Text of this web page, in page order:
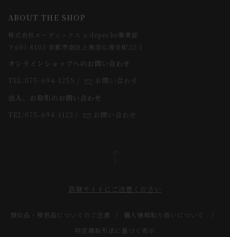
お支払方法について
お届けについて
よくあるご質問
webカタログ
求人情報
法人のお客様
スタッフ
ABOUT THE SHOP
株式会社エーディックス a.depeche事業部
〒601-8103 京都市南区上鳥羽仏現寺町23-1
オンラインショップへのお問い合わせ
TEL:075-694-1255
お問い合わせ
法人、お取引のお問い合わせ
TEL:075-694-1123
お問い合わせ
詐欺サイトにご注意ください
類似品・模倣品についてのご注意
個人情報取り扱いについて
特定商取引法に基づく表示